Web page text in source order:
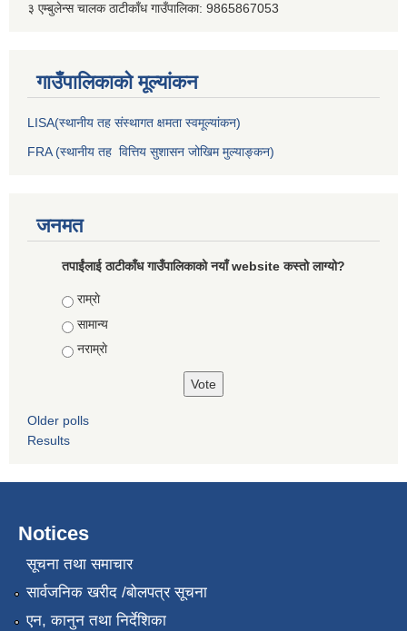
३ एम्बुलेन्स चालक ठाटीकाँध गाउँपालिका: 9865867053
गाउँपालिकाकाे मूल्यांकन
LISA(स्थानीय तह संस्थागत क्षमता स्वमूल्यांकन)
FRA (स्थानीय तह वित्तिय सुशासन जोखिम मुल्याङ्कन)
जनमत
तपाईंलाई ठाटीकाँध गाउँपालिकाको नयाँ website कस्तो लाग्यो?
Choices
राम्राे
सामान्य
नराम्राे
Older polls
Results
Notices
सूचना तथा समाचार
सार्वजनिक खरीद /बोलपत्र सूचना
एन, कानुन तथा निर्देशिका